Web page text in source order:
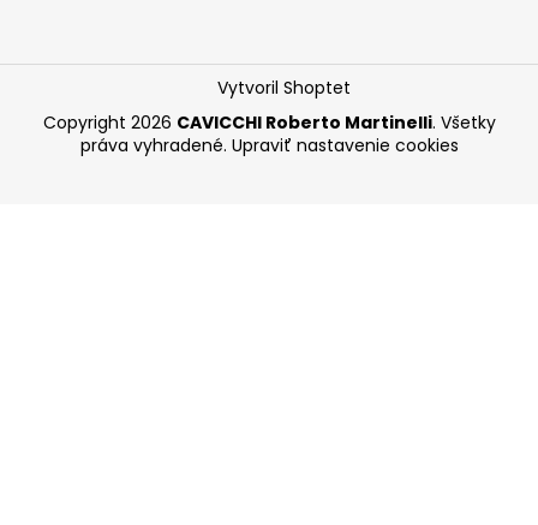
Vytvoril Shoptet
Copyright 2026 CAVICCHI Roberto Martinelli. Všetky
práva vyhradené. Upraviť nastavenie cookies